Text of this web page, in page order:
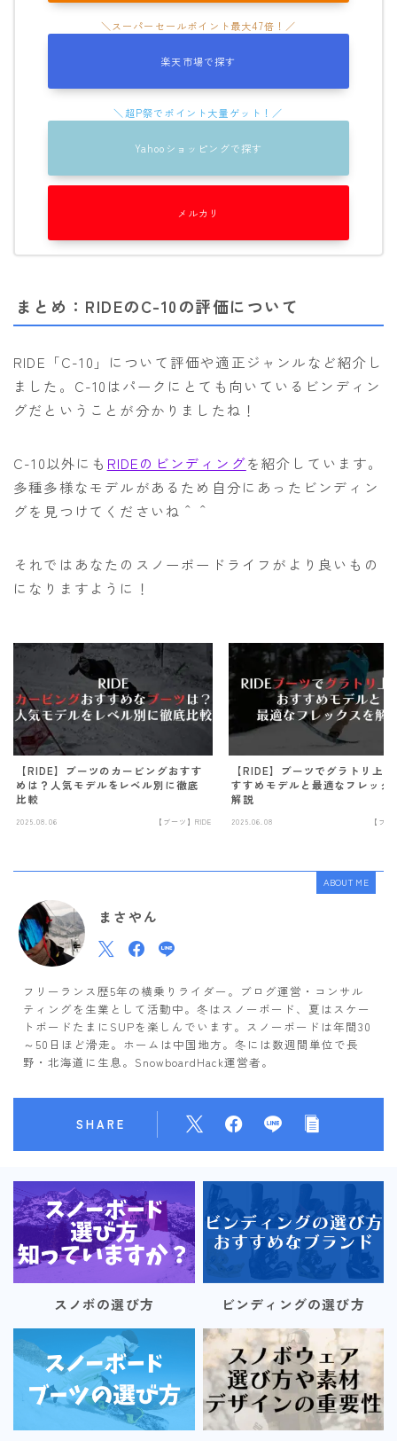
楽天市場で探す
Yahooショッピングで探す
メルカリ
まとめ：RIDEのC-10の評価について
RIDE「C-10」について評価や適正ジャンルなど紹介し
ました。C-10はパークにとても向いているビンディン
グだということが分かりましたね！
C-10以外にも RIDEのビンディングを紹介しています。
多種多様なモデルがあるため自分にあったビンディン
グを見つけてくださいね＾＾
それではあなたのスノーボードライフがより良いもの
になりますように！
【RIDE】ブーツのカービングおすす
めは？人気モデルをレベル別に徹底
比較
2025.08.06 【ブーツ】RIDE
【RIDE】ブーツでグラトリ上
すすめモデルと最適なフレック
解説
2025.06.08 【ブ
ABOUT ME
まさやん
フリーランス歴5年の横乗りライダー。ブログ運営・コンサル
ティングを生業として活動中。冬はスノーボード、夏はスケー
トボードたまにSUPを楽しんでいます。スノーボードは年間30
～50日ほど滑走。ホームは中国地方。冬には数週間単位で長
野・北海道に生息。SnowboardHack運営者。
SHARE
スノボの選び方 ビンディングの選び方